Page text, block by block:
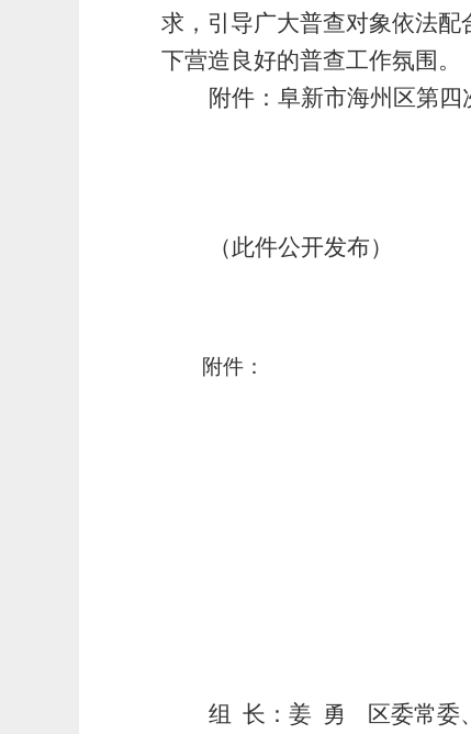
求，引导广大普查对象依法
下营造良好的普查工作氛围。
附件： 阜新市海州区第四
（此件公开发布）
附件：
组 长：姜 勇 区委常委